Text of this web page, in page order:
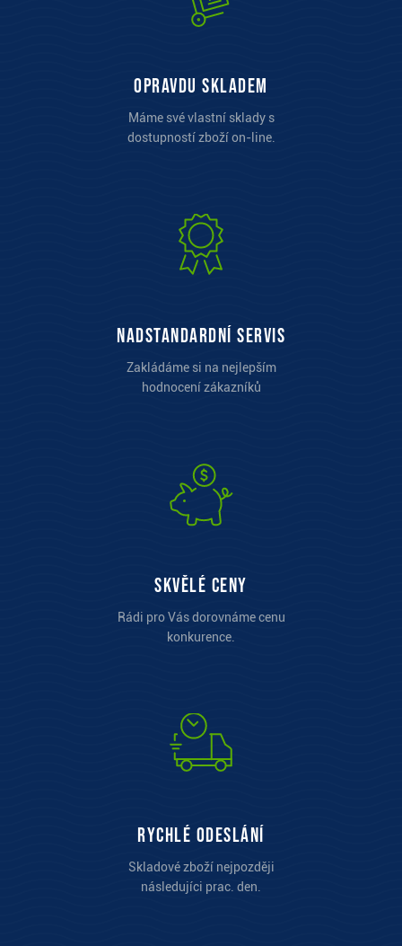
opravdu skladem
Máme své vlastní sklady s
dostupností zboží on-line.
Nadstandardní servis
Zakládáme si na nejlepším
hodnocení zákazníků
Skvělé ceny
Rádi pro Vás dorovnáme cenu
konkurence.
Rychlé odeslání
Skladové zboží nejpozději
následujíci prac. den.